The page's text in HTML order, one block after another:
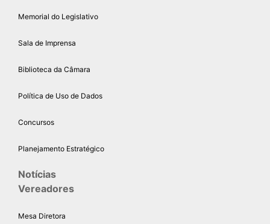
Memorial do Legislativo
Sala de Imprensa
Biblioteca da Câmara
Política de Uso de Dados
Concursos
Planejamento Estratégico
Notícias
Vereadores
Mesa Diretora